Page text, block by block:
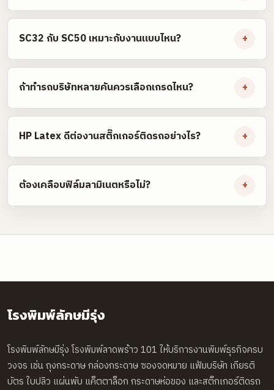
SC32 กับ SC50 เหมาะกับงานแบบไหน? +
ถ้าทำรถบริษัทหลายคันควรเลือกเกรดไหน? +
HP Latex ดีต่องานสติ๊กเกอร์ติดรถอย่างไร? +
ต้องเคลือบฟิล์มลามิเนตหรือไม่? +
โรงพิมพ์ลักษมีรุ่ง
โรงพิมพ์ลักษมีรุ่ง โรงพิมพ์ลาดพร้าว 101 ให้บริการงานพิมพ์ธุรกิจครบ
วงจร เช่น ถุงกระดาษ กล่องกระดาษ ซองจดหมาย แฟ้มบริษัท เกียรติ
บัตร ใบปลิว แผ่นพับ แค็ตตาล็อก กระดาษห่อของ และสติ๊กเกอร์ติดรถ